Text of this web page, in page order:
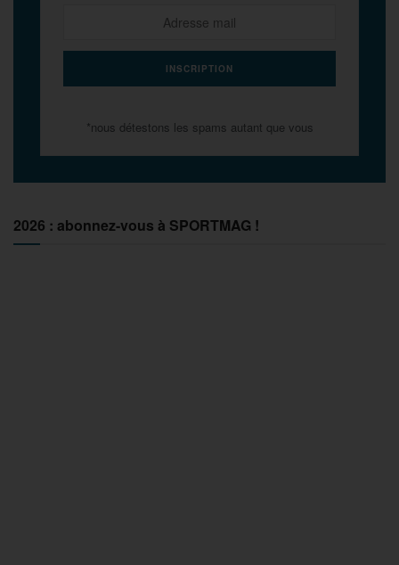
*nous détestons les spams autant que vous
2026 : abonnez-vous à SPORTMAG !